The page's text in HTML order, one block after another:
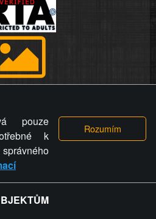
se toto opatření provozovatele
umístila fotografii nebo video na
odstranění fotografie, videa nebo
okolnost uplatnit vůči
nárok na náhradu škody nebo
újmy.
není zvrácenej. To jen
pouze
k